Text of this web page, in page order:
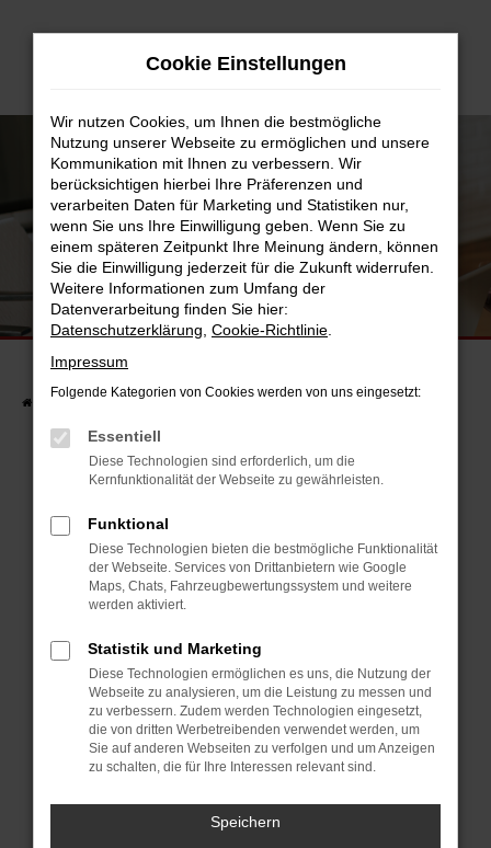
Zum
UNSERE FAHRZEUGSUCHE
FINDEN SIE JETZT IHR TRAUMAUTO.
Startseite Fahrzeuge Fahrzeugsuche
FEHLER: NETWORK ERROR
Beim Laden ist ein Fehler aufgetreten.
Hier sind ein paar Tipps, die dir helfen können:
Überprüfe deine Firewall und deine
Laden andere Webseiten, zum Beispiel deine
Suchmaschine?
Prüfe deine Browsererweiterungen.
Manche Erweiterungen, wie Werbeblocker,
können das Laden bestimmter Seiten
anderen Browser oder in einem privaten
Cookie Einstellungen
Wir nutzen Cookies, um Ihnen die bestmögliche
Nutzung unserer Webseite zu ermöglichen und unsere
Kommunikation mit Ihnen zu verbessern. Wir
berücksichtigen hierbei Ihre Präferenzen und
verarbeiten Daten für Marketing und Statistiken nur,
wenn Sie uns Ihre Einwilligung geben. Wenn Sie zu
einem späteren Zeitpunkt Ihre Meinung ändern, können
Sie die Einwilligung jederzeit für die Zukunft widerrufen.
Weitere Informationen zum Umfang der
Datenverarbeitung finden Sie hier:
Datenschutzerklärung Cookie-Richtlinie
Impressum
Folgende Kategorien von Cookies werden von uns eingesetzt:
Essentiell
Diese Technologien sind erforderlich, um die
Kernfunktionalität der Webseite zu gewährleisten.
Funktional
Diese Technologien bieten die bestmögliche Funktionalität
der Webseite. Services von Drittanbietern wie Google
Maps, Chats, Fahrzeugbewertungssystem und weitere
werden aktiviert.
Statistik und Marketing
Diese Technologien ermöglichen es uns, die Nutzung der
Webseite zu analysieren, um die Leistung zu messen und
zu verbessern. Zudem werden Technologien eingesetzt,
die von dritten Werbetreibenden verwendet werden, um
Sie auf anderen Webseiten zu verfolgen und um Anzeigen
zu schalten, die für Ihre Interessen relevant sind.
Speichern